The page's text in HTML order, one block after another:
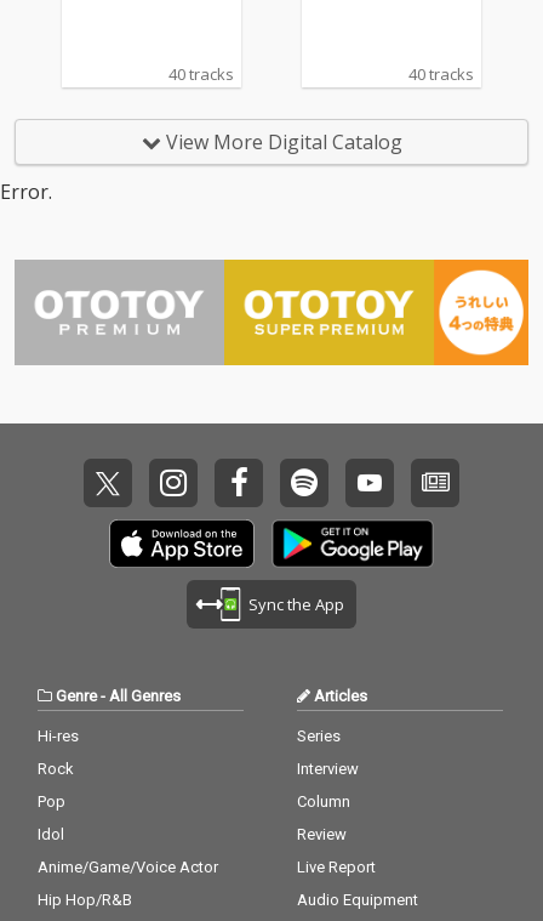
40 tracks 40 tracks
View More Digital Catalog
Error.
Sync the App
Genre- All Genres
Hi-res
Rock
Pop
Idol
Anime/Game/Voice Actor
Hip Hop/R&B
Articles
Series
Interview
Column
Review
Live Report
Audio Equipment